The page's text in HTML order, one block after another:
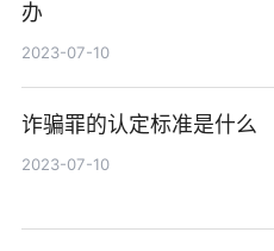
办
2023-07-10
诈骗罪的认定标准是什么
2023-07-10